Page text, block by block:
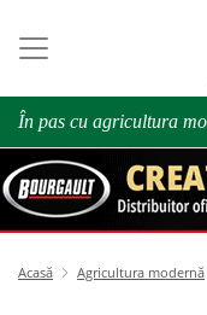
În pas cu agricultura
Acasă Agricultura modernă